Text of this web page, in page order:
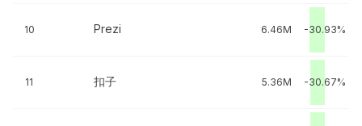
10 Prezi 6.46M -30.93%
11 扣子 5.36M -30.67%